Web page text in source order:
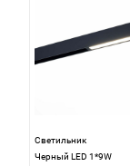
Светильник
Черный LED 1*9W